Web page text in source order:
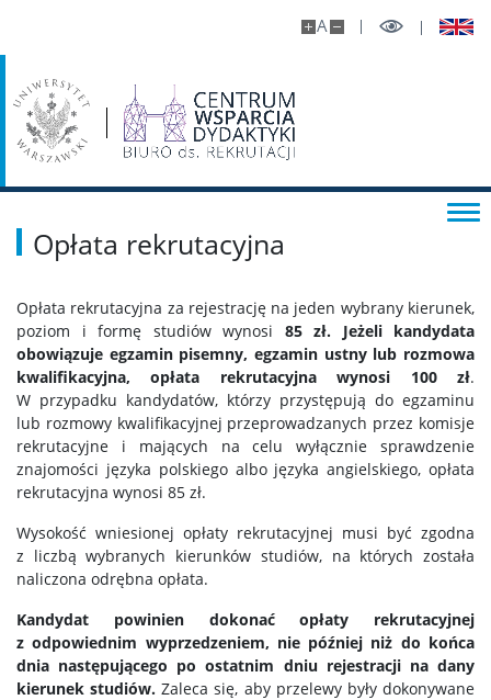
A
Opłata rekrutacyjna
Opłata rekrutacyjna za rejestrację na jeden wybrany kierunek,
poziom i formę studiów wynosi 85 zł. Jeżeli kandydata
obowiązuje egzamin pisemny, egzamin ustny lub rozmowa
kwalifikacyjna, opłata rekrutacyjna wynosi 100 zł.
W przypadku kandydatów, którzy przystępują do egzaminu
lub rozmowy kwalifikacyjnej przeprowadzanych przez komisje
rekrutacyjne i mających na celu wyłącznie sprawdzenie
znajomości języka polskiego albo języka angielskiego, opłata
rekrutacyjna wynosi 85 zł.
Wysokość wniesionej opłaty rekrutacyjnej musi być zgodna
z liczbą wybranych kierunków studiów, na których została
naliczona odrębna opłata.
Kandydat powinien dokonać opłaty rekrutacyjnej
z odpowiednim wyprzedzeniem, nie później niż do końca
dnia następującego po ostatnim dniu rejestracji na dany
kierunek studiów. Zaleca się, aby przelewy były dokonywane